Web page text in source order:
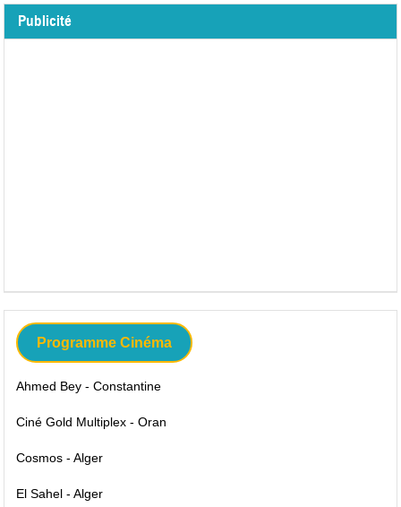
Publicité
Programme Cinéma
Ahmed Bey - Constantine
Ciné Gold Multiplex - Oran
Cosmos - Alger
El Sahel - Alger